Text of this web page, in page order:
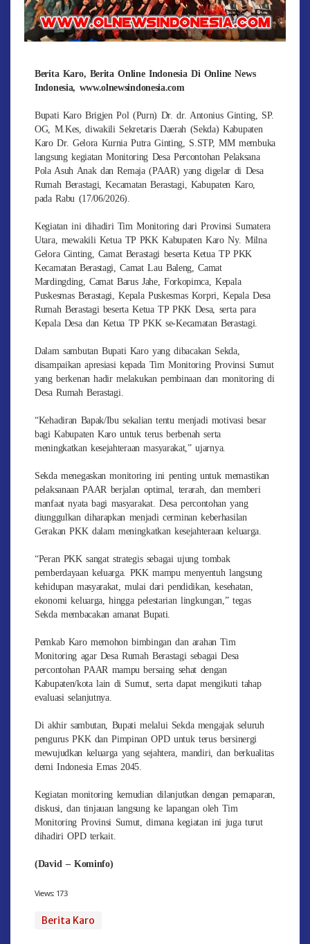
Berita Karo, Berita Online Indonesia Di Online News
Indonesia, www.olnewsindonesia.com
Bupati Karo Brigjen Pol (Purn) Dr. dr. Antonius Ginting, SP.
OG, M.Kes, diwakili Sekretaris Daerah (Sekda) Kabupaten
Karo Dr. Gelora Kurnia Putra Ginting, S.STP, MM membuka
langsung kegiatan Monitoring Desa Percontohan Pelaksana
Pola Asuh Anak dan Remaja (PAAR) yang digelar di Desa
Rumah Berastagi, Kecamatan Berastagi, Kabupaten Karo,
pada Rabu (17/06/2026).
Kegiatan ini dihadiri Tim Monitoring dari Provinsi Sumatera
Utara, mewakili Ketua TP PKK Kabupaten Karo Ny. Milna
Gelora Ginting, Camat Berastagi beserta Ketua TP PKK
Kecamatan Berastagi, Camat Lau Baleng, Camat
Mardingding, Camat Barus Jahe, Forkopimca, Kepala
Puskesmas Berastagi, Kepala Puskesmas Korpri, Kepala Desa
Rumah Berastagi beserta Ketua TP PKK Desa, serta para
Kepala Desa dan Ketua TP PKK se-Kecamatan Berastagi.
Dalam sambutan Bupati Karo yang dibacakan Sekda,
disampaikan apresiasi kepada Tim Monitoring Provinsi Sumut
yang berkenan hadir melakukan pembinaan dan monitoring di
Desa Rumah Berastagi.
“Kehadiran Bapak/Ibu sekalian tentu menjadi motivasi besar
bagi Kabupaten Karo untuk terus berbenah serta
meningkatkan kesejahteraan masyarakat,” ujarnya.
Sekda menegaskan monitoring ini penting untuk memastikan
pelaksanaan PAAR berjalan optimal, terarah, dan memberi
manfaat nyata bagi masyarakat. Desa percontohan yang
diunggulkan diharapkan menjadi cerminan keberhasilan
Gerakan PKK dalam meningkatkan kesejahteraan keluarga.
“Peran PKK sangat strategis sebagai ujung tombak
pemberdayaan keluarga. PKK mampu menyentuh langsung
kehidupan masyarakat, mulai dari pendidikan, kesehatan,
ekonomi keluarga, hingga pelestarian lingkungan,” tegas
Sekda membacakan amanat Bupati.
Pemkab Karo memohon bimbingan dan arahan Tim
Monitoring agar Desa Rumah Berastagi sebagai Desa
percontohan PAAR mampu bersaing sehat dengan
Kabupaten/kota lain di Sumut, serta dapat mengikuti tahap
evaluasi selanjutnya.
Di akhir sambutan, Bupati melalui Sekda mengajak seluruh
pengurus PKK dan Pimpinan OPD untuk terus bersinergi
mewujudkan keluarga yang sejahtera, mandiri, dan berkualitas
demi Indonesia Emas 2045.
Kegiatan monitoring kemudian dilanjutkan dengan pemaparan,
diskusi, dan tinjauan langsung ke lapangan oleh Tim
Monitoring Provinsi Sumut, dimana kegiatan ini juga turut
dihadiri OPD terkait.
(David – Kominfo)
Views: 173
Berita Karo